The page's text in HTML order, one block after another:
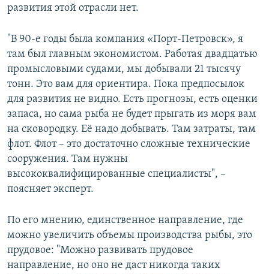
развития этой отрасли нет.
"В 90-е годы была компания «Порт-Петровск», я
там был главным экономистом. Работая двадцатью
промысловыми судами, мы добывали 21 тысячу
тонн. Это вам для ориентира. Пока предпосылок
для развития не видно. Есть прогнозы, есть оценки
запаса, но сама рыба не будет прыгать из моря вам
на сковородку. Её надо добывать. Там затраты, там
флот. Флот – это достаточно сложные технические
сооружения. Там нужны
высококвалифицированные специалисты", –
поясняет эксперт.
По его мнению, единственное направление, где
можно увеличить объемы производства рыбы, это
прудовое: "Можно развивать прудовое
направление, но оно не даст никогда таких